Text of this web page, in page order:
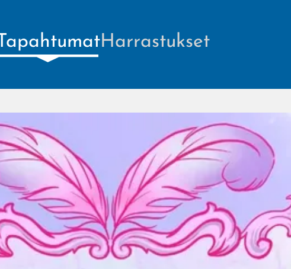
TapahtumatHarrastukset